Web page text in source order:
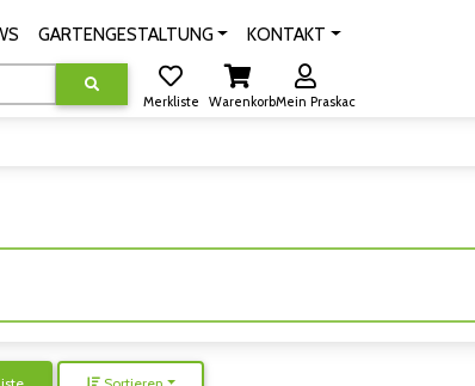
GARTENGESTALTUNG KONTAKT
Merkliste WarenkorbMein Praskac